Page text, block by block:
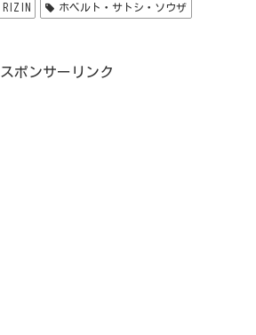
RIZIN ホベルト・サトシ・ソウザ
スポンサーリンク